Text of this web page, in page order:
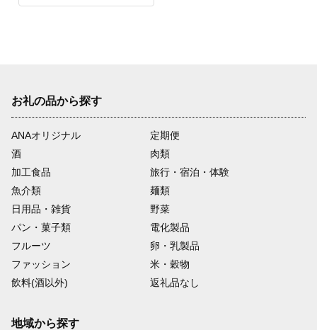
お礼の品から探す
ANAオリジナル
定期便
酒
肉類
加工食品
旅行・宿泊・体験
魚介類
麺類
日用品・雑貨
野菜
パン・菓子類
電化製品
フルーツ
卵・乳製品
ファッション
米・穀物
飲料(酒以外)
返礼品なし
地域から探す